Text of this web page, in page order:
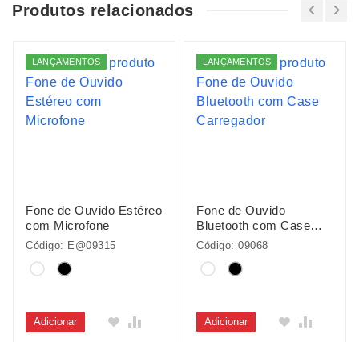
Produtos relacionados
LANÇAMENTOS
Fone de Ouvido Estéreo
com Microfone
Código: E@09315
Adicionar
LANÇAMENTOS
Fone de Ouvido
Bluetooth com Case
Carregador
Código: 09068
Adicionar